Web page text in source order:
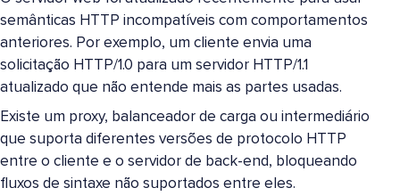
semânticas HTTP incompatíveis com comportamentos
anteriores. Por exemplo, um cliente envia uma
solicitação HTTP/1.0 para um servidor HTTP/1.1
atualizado que não entende mais as partes usadas.
Existe um proxy, balanceador de carga ou intermediário
que suporta diferentes versões de protocolo HTTP
entre o cliente e o servidor de back-end, bloqueando
fluxos de sintaxe não suportados entre eles.